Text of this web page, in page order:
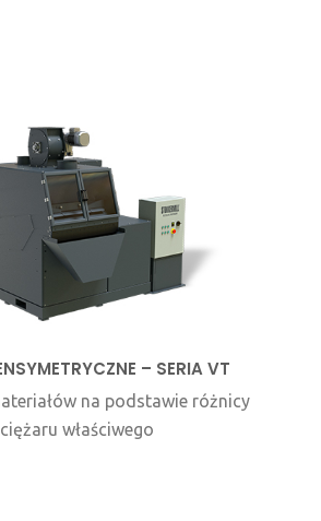
– SERIA VT
na podstawie różnicy
ciężaru właściwego